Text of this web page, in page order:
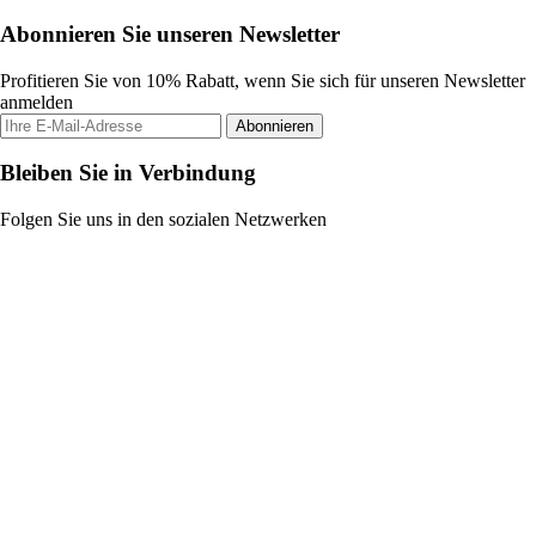
Abonnieren Sie unseren Newsletter
Profitieren Sie von 10% Rabatt, wenn Sie sich für unseren Newsletter
anmelden
Abonnieren
Bleiben Sie in Verbindung
Folgen Sie uns in den sozialen Netzwerken